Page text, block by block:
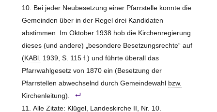
Bei jeder Neubesetzung einer Pfarrstelle konnte die
Gemeinden über in der Regel drei Kandidaten
abstimmen. Im Oktober 1938 hob die Kirchenregierung
dieses (und andere) „besondere Besetzungsrechte“ auf
(KABl. 1939, S. 115 f.) und führte überall das
Pfarrwahlgesetz von 1870 ein (Besetzung der
Pfarrstellen abwechselnd durch Gemeindewahl
bzw.
Kirchenleitung).
Alle Zitate: Klügel, LandeskircheII, Nr. 10.